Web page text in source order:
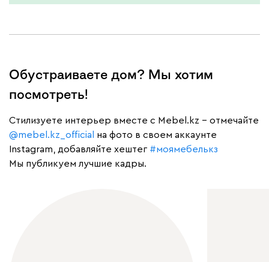
Обустраиваете дом? Мы хотим
посмотреть!
Cтилизуете интерьер вместе с Mebel.kz – отмечайте
@mebel.kz_official
на фото в своем аккаунте
Instagram, добавляйте хештег #моямебелькз
Мы публикуем лучшие кадры.